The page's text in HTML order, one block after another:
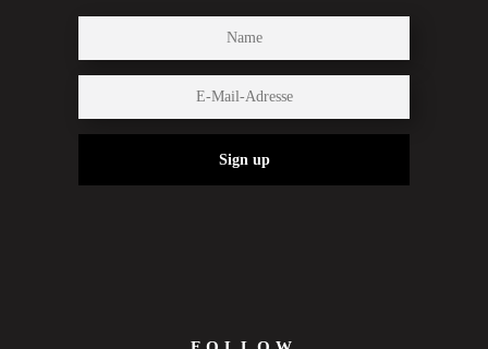
Sign up